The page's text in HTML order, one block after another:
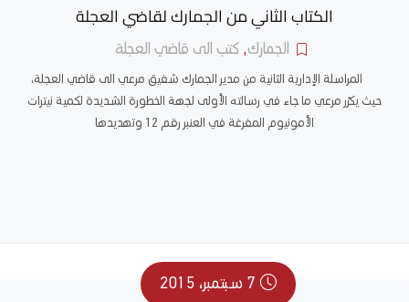
الكتاب الثاني من الجمارك لقاضي العجلة
الجمارك, كتب الى قاضي العجلة
المراسلة الإدارية الثانية من مدير الجمارك شفيق مرعي الى قاضي العجلة،
حيث يكرّر مرعي ما جاء في رسالته الأولى لجهة الخطورة الشديدة لكمية نيترات
الأمونيوم المفرغة في العنبر رقم 12 وتهديدها
7 سبتمبر، 2015